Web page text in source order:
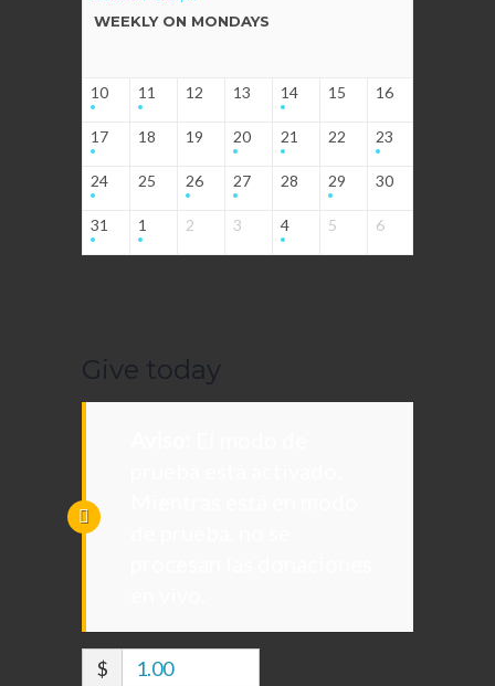
WEEKLY ON MONDAYS
10 11 12 13 14 15 16
17 18 19 20 21 22 23
24 25 26 27 28 29 30
31 1 2 3 4 5 6
Give today
$ 1.00